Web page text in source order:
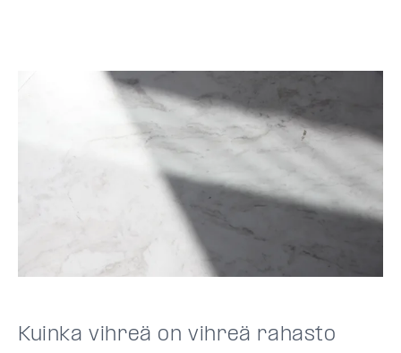
Kuinka vihreä on vihreä rahasto